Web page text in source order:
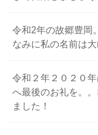
令和2年の故郷豊岡
なみに私の名前は大
令和２年２０２０
へ最後のお礼を。
ました！